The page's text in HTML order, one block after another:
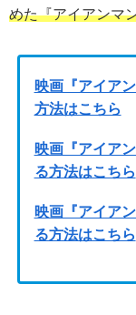
めた『アイアンマ
映画『アイア
方法はこちら
映画『アイア
る方法はこちら
映画『アイア
る方法はこちら